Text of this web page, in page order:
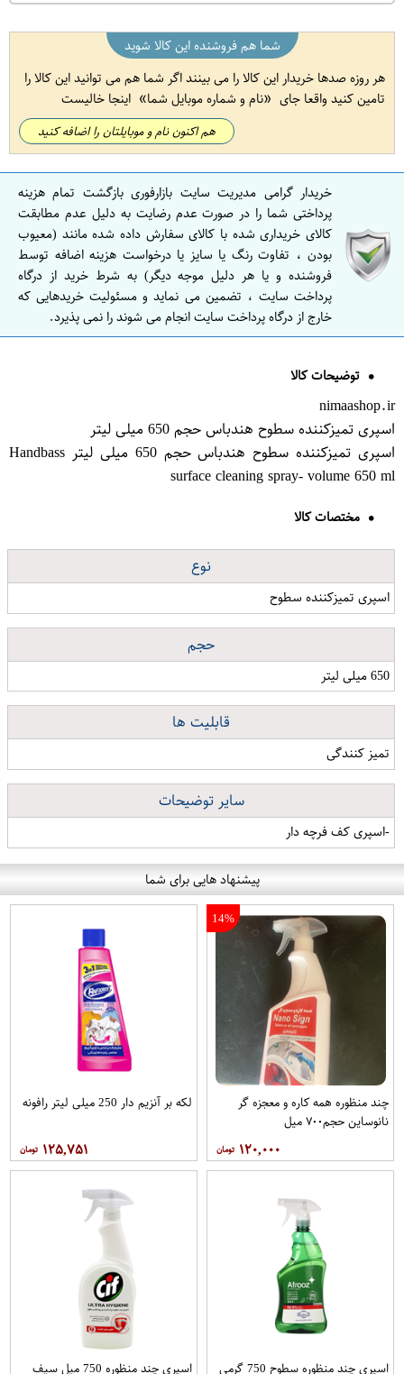
شما هم فروشنده این کالا شوید
هر روزه صدها خریدار این کالا را می بینند اگر شما هم می توانید این کالا را
تامین کنید واقعا جای
نام و شماره موبایل شما اینجا خالیست
هم اکنون نام و موبایلتان را اضافه کنید
خریدار گرامی مدیریت سایت بازارفوری بازگشت تمام هزینه
پرداختی شما را در صورت عدم رضایت به دلیل عدم مطابقت
کالای خریداری شده با کالای سفارش داده شده مانند (معیوب
بودن ، تفاوت رنگ یا سایز یا درخواست هزینه اضافه توسط
فروشنده و یا هر دلیل موجه دیگر) به شرط خرید از درگاه
پرداخت سایت ، تضمین می نماید و مسئولیت خریدهایی که
خارج از درگاه پرداخت سایت انجام می شوند را نمی پذیرد.
توضیحات کالا
nimaashop.ir
اسپری تمیزکننده سطوح هندباس حجم 650 میلی لیتر
اسپری تمیزکننده سطوح هندباس حجم 650 میلی لیتر Handbass
surface cleaning spray- volume 650 ml
مختصات کالا
نوع
اسپری تمیزکننده سطوح
حجم
650 میلی لیتر
قابلیت ها
تمیز کنندگی
سایر توضیحات
-اسپری کف فرچه دار
پیشنهاد هایی برای شما
14%
چند منظوره همه کاره و معجزه گر
نانوساین حجم۷۰۰ میل
۱۲۰,۰۰۰
لکه بر آنزیم دار 250 میلی لیتر رافونه
۱۲۵,۷۵۱
اسپری چند منظوره سطوح 750 گرمی اسپری چند منظوره 750 میل سیف